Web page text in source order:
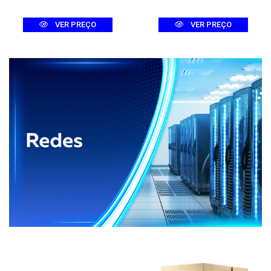
VER PREÇO VER PREÇO